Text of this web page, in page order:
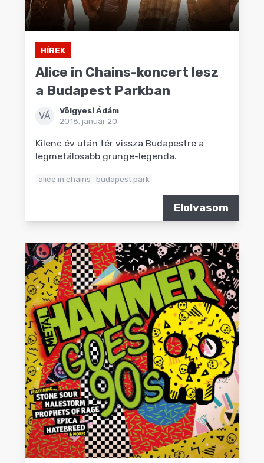
HÍREK
Alice in Chains-koncert lesz
a Budapest Parkban
VÁ
Völgyesi Ádám
2018. január 20.
Kilenc év után tér vissza Budapestre a
legmetálosabb grunge-legenda.
alice in chains budapest park
Elolvasom